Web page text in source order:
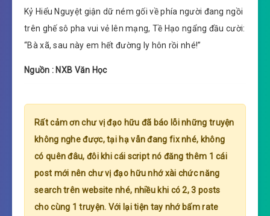
Kỷ Hiểu Nguyệt giận dữ ném gối về phía người đang ngồi
trên ghế sô pha vui vẻ lên mạng, Tề Hạo ngẩng đầu cười:
“Bà xã, sau này em hết đường ly hôn rồi nhé!”
Nguồn : NXB Văn Học
Rất cảm ơn chư vị đạo hữu đã báo lỗi những truyện
không nghe được, tại hạ vẫn đang fix nhé, không
có quên đâu, đôi khi cái script nó đăng thêm 1 cái
post mới nên chư vị đạo hữu nhớ xài chức năng
search trên website nhé, nhiều khi có 2, 3 posts
cho cùng 1 truyện. Với lại tiện tay nhớ bấm rate